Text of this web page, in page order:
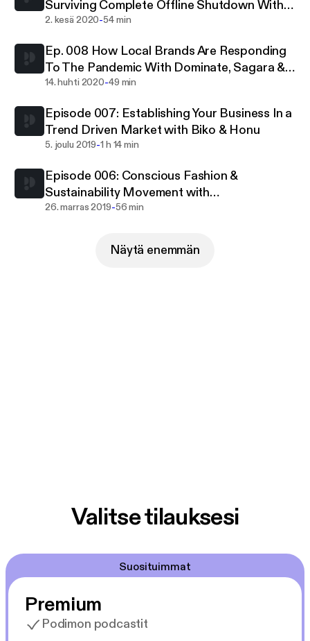
Surviving Complete Offline Shutdown With
707, Wormhole & Dope Dapper
2. kesä 2020-54 min
Ep. 008 How Local Brands Are Responding
To The Pandemic With Dominate, Sagara &
Horny Cupcakes
14. huhti 2020-49 min
Episode 007: Establishing Your Business In a
Trend Driven Market with Biko & Honu
5. joulu 2019-1 h 14 min
Episode 006: Conscious Fashion &
Sustainability Movement with
Nolongerminee & Rafheoo
26. marras 2019-56 min
Näytä enemmän
Valitse tilauksesi
Suosituimmat
Premium
Podimon podcastit